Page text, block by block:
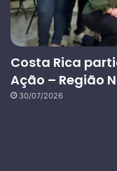
Costa Rica
Ação – Região
30/07/2026